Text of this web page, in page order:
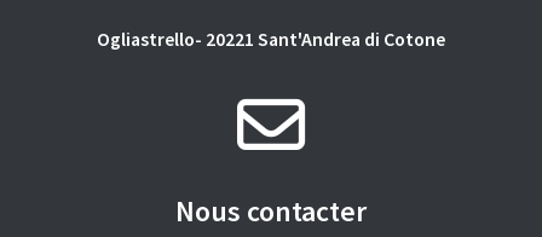
Ogliastrello- 20221 Sant'Andrea di Cotone
Nous contacter